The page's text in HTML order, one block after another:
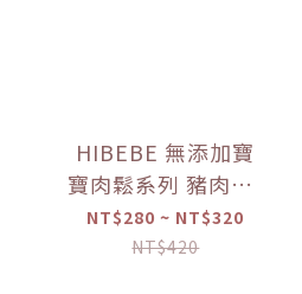
HIBEBE 無添加寶
寶肉鬆系列 豬肉鬆/
雞肉鬆/旗魚鬆(2包
入/組)（10個月以
NT$280 ~ NT$320
NT$420